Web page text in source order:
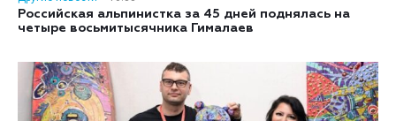
Российская альпинистка за 45 дней поднялась на
четыре восьмитысячника Гималаев